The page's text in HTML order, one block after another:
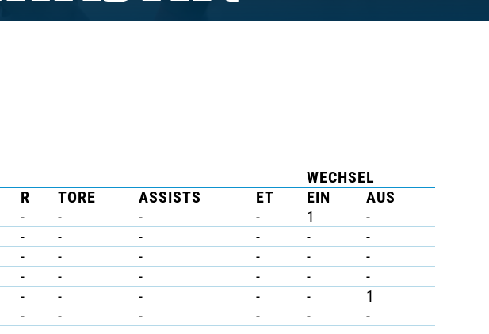
WECHSEL
R TORE ASSISTS ET EIN
AUS
- - - - 1
-
- - - - -
-
- - - - -
-
- - - - -
-
- - - - -
1
- - - - -
-